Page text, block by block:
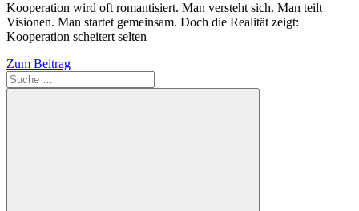
Kooperation wird oft romantisiert. Man versteht sich. Man teilt
Visionen. Man startet gemeinsam. Doch die Realität zeigt:
Kooperation scheitert selten
Zum Beitrag